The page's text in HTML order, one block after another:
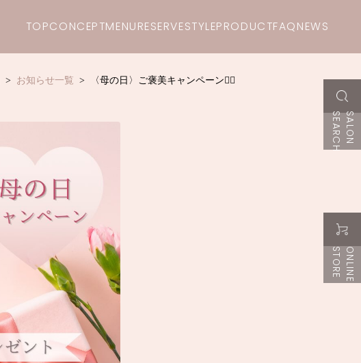
TOPCONCEPTMENURESERVESTYLEPRODUCTFAQNEWS
お知らせ一覧 〈母の日〉ご褒美キャンペーン❤️‍🔥
S
A
L
O
N
S
E
A
R
C
H
O
N
L
I
N
E
S
T
O
R
E